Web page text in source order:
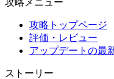
攻略メニュー
攻略トップページ
評価・レビュー
アップデートの最
ストーリー